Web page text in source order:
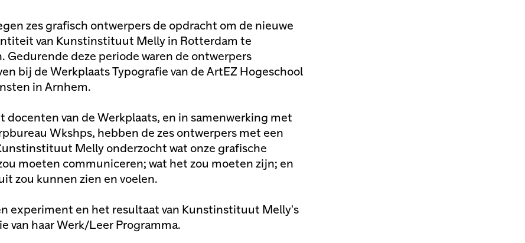
zes grafisch ontwerpers de opdracht om de nieuwe
van Kunstinstituut Melly in Rotterdam te
Gedurende deze periode waren de ontwerpers
bij de Werkplaats Typografie van de ArtEZ Hogeschool
in Arnhem.
docenten van de Werkplaats, en in samenwerking met
Wkshps, hebben de zes ontwerpers met een
Melly onderzocht wat onze grafische
moeten communiceren; wat het zou moeten zijn; en
zou kunnen zien en voelen.
experiment en het resultaat van Kunstinstituut Melly's
van haar Werk/Leer Programma.